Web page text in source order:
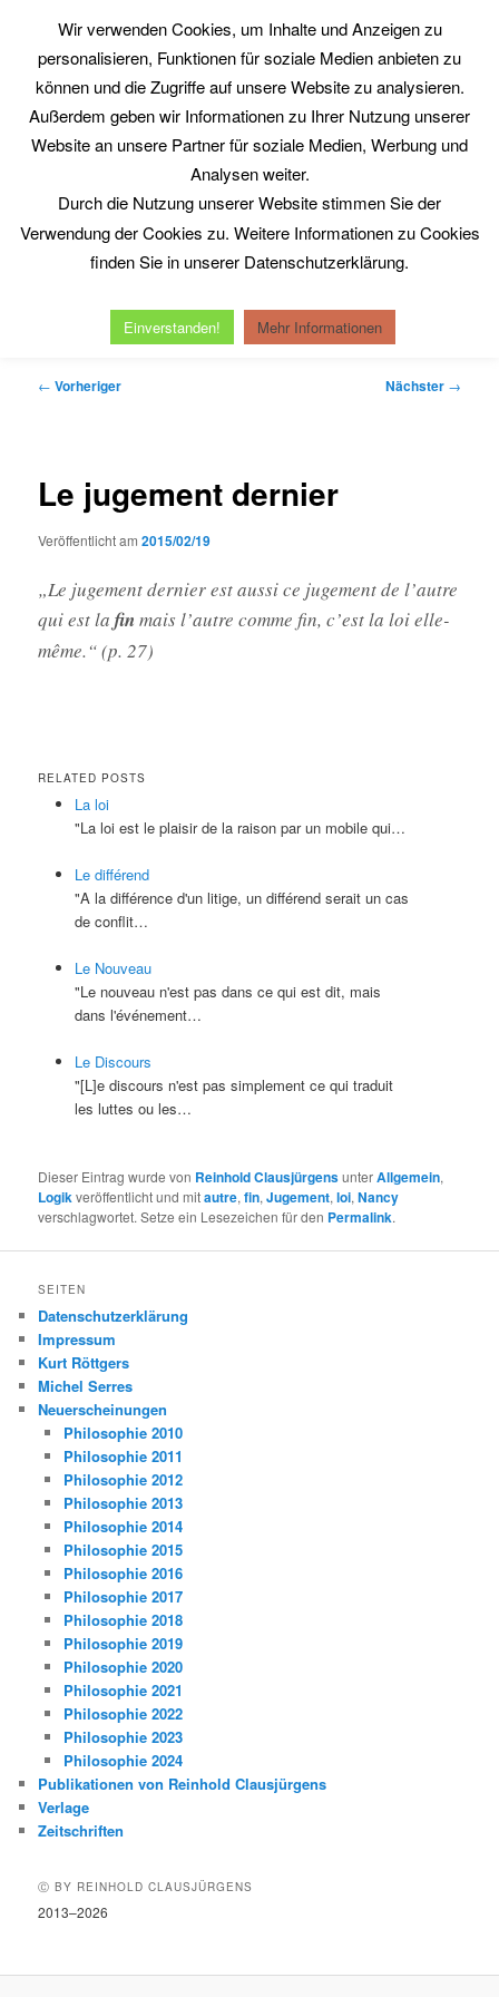
springenPhilosophy@Work
www.philosophy-at-work.eu
HauptmenüHome Neuerscheinungen Kurt Röttgers
Datenschutzerklärung Impressum
Beitragsnavigation
← Vorheriger Nächster →
Le jugement dernier
Veröffentlicht am2015/02/19
„Le jugement dernier est aussi ce jugement de l’autre
qui est lafin mais l’autre comme fin, c’est la loi elle-
même.“ (p. 27)
RELATED POSTS
La loi
"La loi est le plaisir de la raison par un mobile qui…
Le différend
"A la différence d'un litige, un différend serait un cas
de conflit…
Le Nouveau
"Le nouveau n'est pas dans ce qui est dit, mais
dans l'événement…
Le Discours
"[L]e discours n'est pas simplement ce qui traduit
les luttes ou les…
Dieser Eintrag wurde von Reinhold ClausjürgensunterAllgemein,
Logikveröffentlicht und mitautre,fin,Jugement,loi,Nancy
verschlagwortet. Setze ein Lesezeichen für den Permalink.
SEITEN
Datenschutzerklärung
Impressum
Kurt Röttgers
Michel Serres
Neuerscheinungen
Philosophie 2010
Philosophie 2011
Philosophie 2012
Philosophie 2013
Philosophie 2014
Philosophie 2015
Philosophie 2016
Philosophie 2017
Philosophie 2018
Philosophie 2019
Philosophie 2020
Philosophie 2021
Philosophie 2022
Philosophie 2023
Philosophie 2024
Publikationen von Reinhold Clausjürgens
Verlage
Zeitschriften
Ⓒ BY REINHOLD CLAUSJÜRGENS
2013–2026
Wir verwenden Cookies, um Inhalte und Anzeigen zu
personalisieren, Funktionen für soziale Medien anbieten zu
können und die Zugriffe auf unsere Website zu analysieren.
Außerdem geben wir Informationen zu Ihrer Nutzung unserer
Website an unsere Partner für soziale Medien, Werbung und
Analysen weiter.
Durch die Nutzung unserer Website stimmen Sie der
Verwendung der Cookies zu. Weitere Informationen zu Cookies
finden Sie in unserer Datenschutzerklärung.
Einverstanden! Mehr Informationen